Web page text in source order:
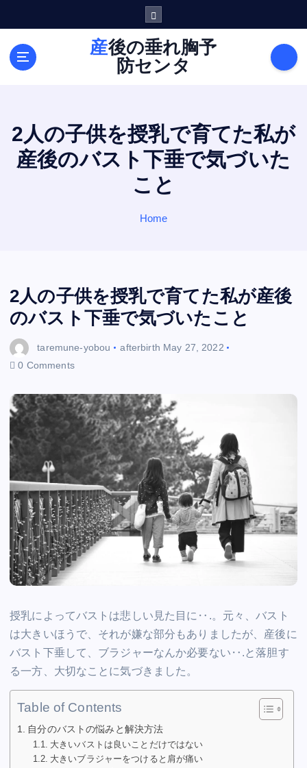
産後の垂れ胸予
防センタ
2人の子供を授乳で育てた私が
産後のバスト下垂で気づいた
こと
Home
2人の子供を授乳で育てた私が産後
のバスト下垂で気づいたこと
taremune-yobou afterbirth May 27, 2022
0 Comments
授乳によってバストは悲しい見た目に‥.。元々、バスト
は大きいほうで、それが嫌な部分もありましたが、産後に
バスト下垂して、ブラジャーなんか必要ない‥.と落胆す
る一方、大切なことに気づきました。
Table of Contents
自分のバストの悩みと解決方法
大きいバストは良いことだけではない
大きいブラジャーをつけると肩が痛い